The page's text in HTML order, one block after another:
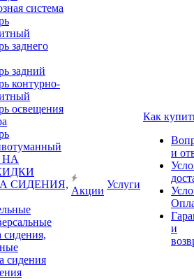
система
заднего
задний
контурно-
освещения
СИДЕНИЯ,
сидения
Акции
Услуги
Как
и
и